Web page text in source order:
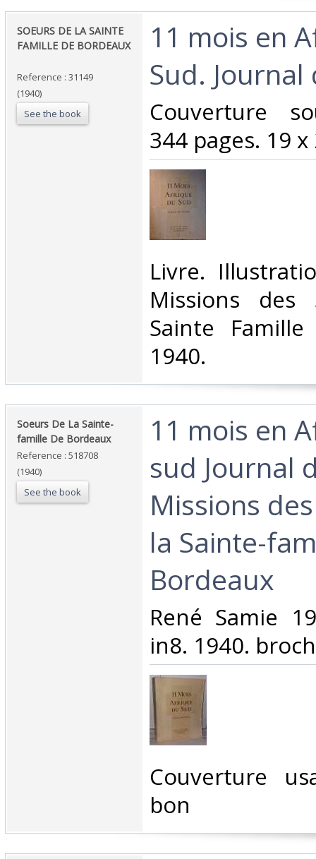
‎SOEURS DE LA SAINTE
FAMILLE DE BORDEAUX
Reference : 31149
(1940)
See the book
‎11 mois en
Sud.
‎Couverture
344 pages. 19 x
‎Livre.
Missions
Sainte
1940.‎
‎Soeurs De La Sainte-
famille De Bordeaux‎
Reference : 518708
(1940)
See the book
‎11 mois en
sud Journal
Missions
la Sainte-
Bordeaux‎
‎René Samie
in8. 1940.
‎Couverture
bon‎